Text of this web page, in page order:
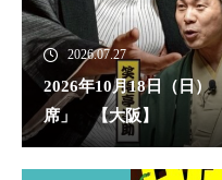
2026.07.27
2026年10月18日（日
席」 【大阪】